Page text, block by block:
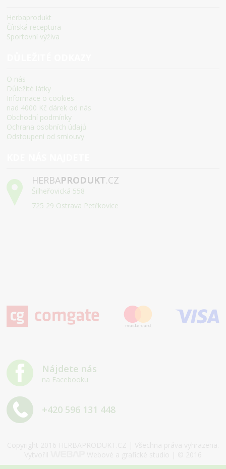
Herbaprodukt
Čínská receptura
Sportovní výživa
O nás
Důležité látky
Informace o cookies
nad 4000 Kč dárek od nás
Obchodní podmínky
Ochrana osobních údajů
Odstoupení od smlouvy
HERBAPRODUKT.CZ
Šilheřovická 558
725 29 Ostrava Petřkovice
Nájdete nás
na Facebooku
+420 596 131 448